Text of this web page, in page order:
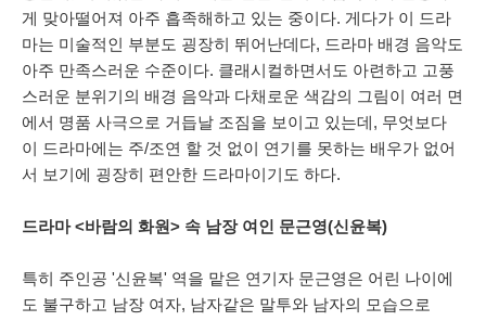
게 맞아떨어져 아주 흡족해하고 있는 중이다. 게다가 이 드라
마는 미술적인 부분도 굉장히 뛰어난데다, 드라마 배경 음악도
아주 만족스러운 수준이다. 클래시컬하면서도 아련하고 고풍
스러운 분위기의 배경 음악과 다채로운 색감의 그림이 여러 면
에서 명품 사극으로 거듭날 조짐을 보이고 있는데, 무엇보다
이 드라마에는 주/조연 할 것 없이 연기를 못하는 배우가 없어
서 보기에 굉장히 편안한 드라마이기도 하다.
드라마 <바람의 화원> 속 남장 여인 문근영(신윤복)
특히 주인공 '신윤복' 역을 맡은 연기자 문근영은 어린 나이에
도 불구하고 남장 여자, 남자같은 말투와 남자의 모습으로